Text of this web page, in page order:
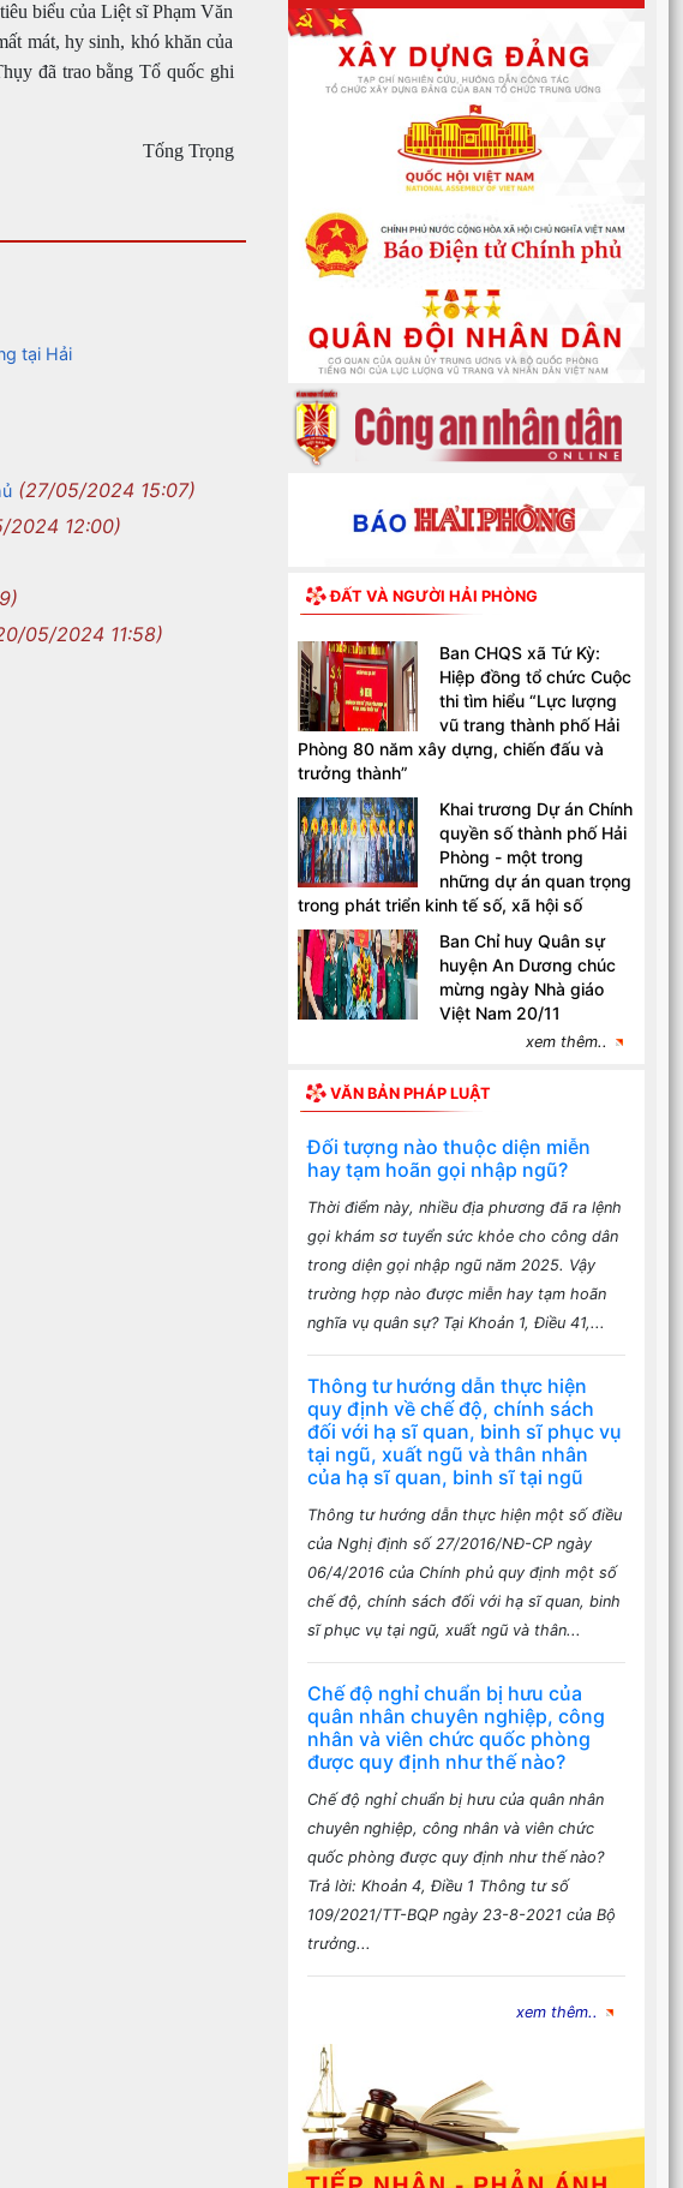
biểu của Liệt sĩ Phạm Văn
mát, hy sinh, khó khăn của
đã trao bằng Tổ quốc ghi
Tống Trọng
tại Hải
(27/05/2024 15:07)
2024 12:00)
05/2024 11:58)
ĐẤT VÀ NGƯỜI HẢI PHÒNG
Ban CHQS xã Tứ Kỳ:
Hiệp đồng tổ chức Cuộc
thi tìm hiểu “Lực lượng
vũ trang thành phố Hải
Phòng 80 năm xây dựng, chiến đấu và
trưởng thành”
Khai trương Dự án Chính
quyền số thành phố Hải
Phòng - một trong
những dự án quan trọng
trong phát triển kinh tế số, xã hội số
Ban Chỉ huy Quân sự
huyện An Dương chúc
mừng ngày Nhà giáo
Việt Nam 20/11
xem thêm..
VĂN BẢN PHÁP LUẬT
Đối tượng nào thuộc diện miễn
hay tạm hoãn gọi nhập ngũ?
Thời điểm này, nhiều địa phương đã ra lệnh
gọi khám sơ tuyển sức khỏe cho công dân
trong diện gọi nhập ngũ năm 2025. Vậy
trường hợp nào được miễn hay tạm hoãn
nghĩa vụ quân sự? Tại Khoản 1, Điều 41,...
Thông tư hướng dẫn thực hiện
quy định về chế độ, chính sách
đối với hạ sĩ quan, binh sĩ phục vụ
tại ngũ, xuất ngũ và thân nhân
của hạ sĩ quan, binh sĩ tại ngũ
Thông tư hướng dẫn thực hiện một số điều
của Nghị định số 27/2016/NĐ-CP ngày
06/4/2016 của Chính phủ quy định một số
chế độ, chính sách đối với hạ sĩ quan, binh
sĩ phục vụ tại ngũ, xuất ngũ và thân...
Chế độ nghỉ chuẩn bị hưu của
quân nhân chuyên nghiệp, công
nhân và viên chức quốc phòng
được quy định như thế nào?
Chế độ nghỉ chuẩn bị hưu của quân nhân
chuyên nghiệp, công nhân và viên chức
quốc phòng được quy định như thế nào?
Trả lời: Khoản 4, Điều 1 Thông tư số
109/2021/TT-BQP ngày 23-8-2021 của Bộ
trưởng...
xem thêm..